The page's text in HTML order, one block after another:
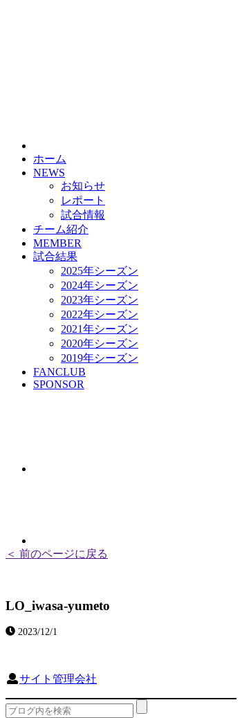
ホーム
NEWS
お知らせ
レポート
試合情報
チーム紹介
MEMBER
試合結果
2025年シーズン
2024年シーズン
2023年シーズン
2022年シーズン
2021年シーズン
2020年シーズン
2019年シーズン
FANCLUB
SPONSOR
＜ 前のページに戻る
LO_iwasa-yumeto
2023/12/1
サイト管理会社